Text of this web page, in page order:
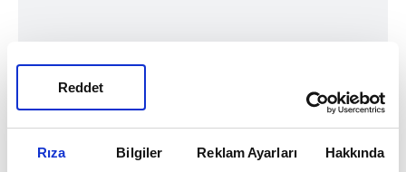
Rıza Bilgiler Reklam Ayarları Hakkında
Reddet